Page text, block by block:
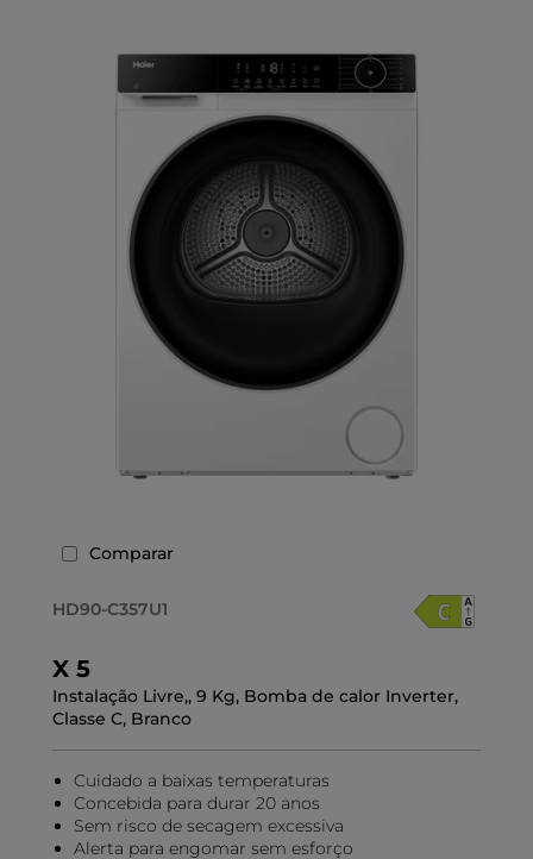
Comparar
HD90-C357U1
X 5
Instalação Livre,, 9 Kg, Bomba de calor Inverter,
Classe C, Branco
Cuidado a baixas temperaturas
Concebida para durar 20 anos
Sem risco de secagem excessiva
Alerta para engomar sem esforço